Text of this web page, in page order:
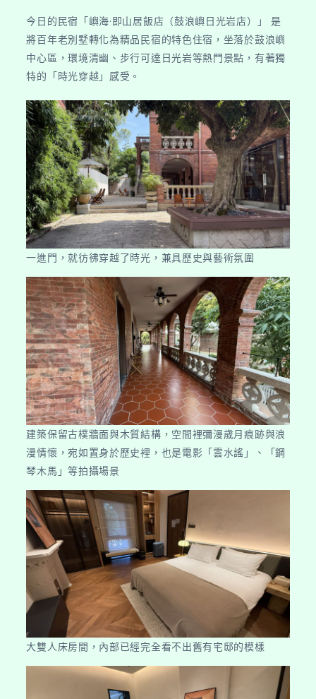
今日的民宿「嶼海·即山居飯店（鼓浪嶼日光岩店）」 是
將百年老別墅轉化為精品民宿的特色住宿，坐落於鼓浪嶼
中心區，環境清幽、步行可達日光岩等熱門景點，有著獨
特的「時光穿越」感受。
一進門，就彷彿穿越了時光，兼具歷史與藝術氛圍
建築保留古樸牆面與木質結構，空間裡彌漫歲月痕跡與浪
漫情懷，宛如置身於歷史裡，也是電影「雲水謠」、「鋼
琴木馬」等拍攝場景
大雙人床房間，內部已經完全看不出舊有宅邸的模樣